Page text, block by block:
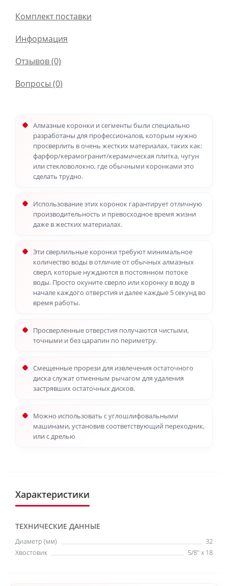
Комплект поставки
Информация
Отзывов (0)
Вопросы (0)
Алмазные коронки и сегменты были специально
разработаны для профессионалов, которым нужно
просверлить в очень жестких материалах, таких как:
фарфор/керамогранит/керамическая плитка, чугун
или стекловолокно, где обычными коронками это
сделать трудно.
Использование этих коронок гарантирует отличную
производительность и превосходное время жизни
даже в жестких материалах.
Эти сверлильные коронки требуют минимальное
количество воды в отличие от обычных алмазных
сверл, которые нуждаются в постоянном потоке
воды. Просто окуните сверло или коронку в воду в
начале каждого отверстия и далее каждые 5 секунд во
время работы.
Просверленные отверстия получаются чистыми,
точными и без царапин по периметру.
Смещенные прорези для извлечения остаточного
диска служат отменным рычагом для удаления
застрявших остаточных дисков.
Можно использовать с углошлифовальными
машинами, установив соответствующий переходник,
или с дрелью
Характеристики
ТЕХНИЧЕСКИЕ ДАННЫЕ
Диаметр (мм)
32
Хвостовик
5/8" x 18